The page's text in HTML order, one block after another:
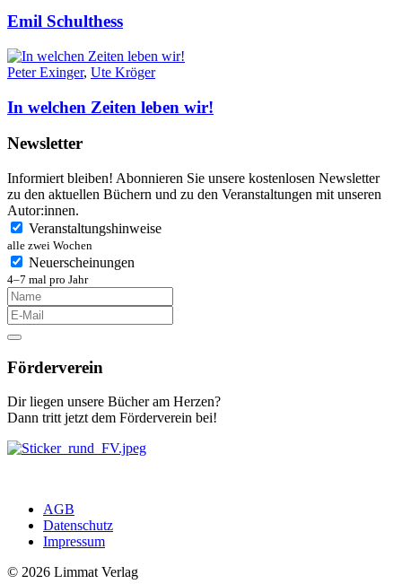
Emil Schulthess
Peter Exinger, Ute Kröger
In welchen Zeiten leben wir!
Newsletter
Informiert bleiben! Abonnieren Sie unsere kostenlosen Newsletter
zu den aktuellen Büchern und zu den Veranstaltungen mit unseren
Autor:innen.
Veranstaltungshinweise
alle zwei Wochen
Neuerscheinungen
4–7 mal pro Jahr
Förderverein
Dir liegen unsere Bücher am Herzen?
Dann tritt jetzt dem Förderverein bei!
AGB
Datenschutz
Impressum
© 2026 Limmat Verlag